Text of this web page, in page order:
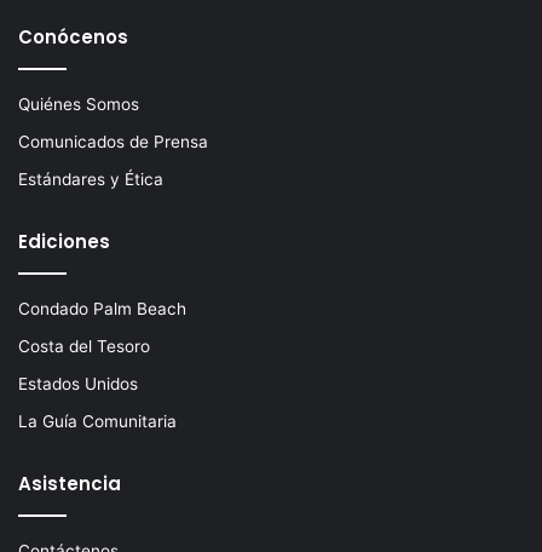
Conócenos
Quiénes Somos
Comunicados de Prensa
Estándares y Ética
Ediciones
Condado Palm Beach
Costa del Tesoro
Estados Unidos
La Guía Comunitaria
Asistencia